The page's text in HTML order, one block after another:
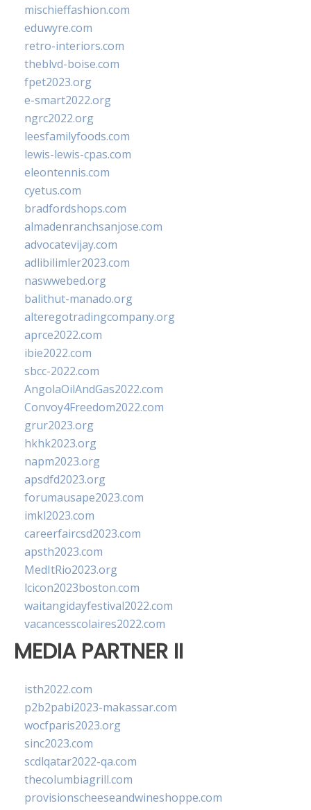
mischieffashion.com
eduwyre.com
retro-interiors.com
theblvd-boise.com
fpet2023.org
e-smart2022.org
ngrc2022.org
leesfamilyfoods.com
lewis-lewis-cpas.com
eleontennis.com
cyetus.com
bradfordshops.com
almadenranchsanjose.com
advocatevijay.com
adlibilimler2023.com
naswwebed.org
balithut-manado.org
alteregotradingcompany.org
aprce2022.com
ibie2022.com
sbcc-2022.com
AngolaOilAndGas2022.com
Convoy4Freedom2022.com
grur2023.org
hkhk2023.org
napm2023.org
apsdfd2023.org
forumausape2023.com
imkl2023.com
careerfaircsd2023.com
apsth2023.com
MedItRio2023.org
lcicon2023boston.com
waitangidayfestival2022.com
vacancesscolaires2022.com
MEDIA PARTNER II
isth2022.com
p2b2pabi2023-makassar.com
wocfparis2023.org
sinc2023.com
scdlqatar2022-qa.com
thecolumbiagrill.com
provisionscheeseandwineshoppe.com